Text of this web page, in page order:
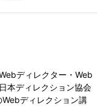
ディレクター・Web
本ディレクション協会
ディレクション講